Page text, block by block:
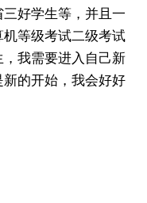
好学生等，并且一
等级考试二级考试
我需要进入自己新
的开始，我会好好